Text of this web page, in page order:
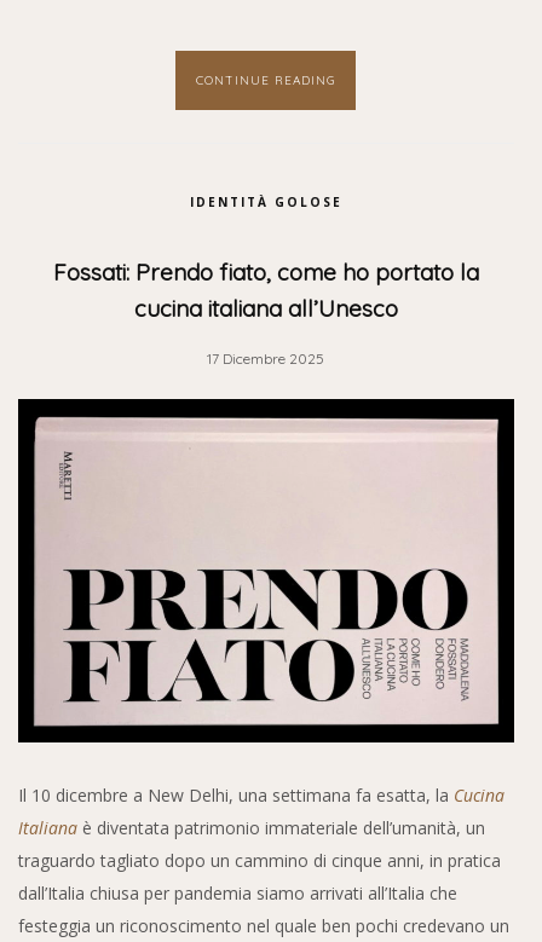
CONTINUE READING
IDENTITÀ GOLOSE
Fossati: Prendo fiato, come ho portato la
cucina italiana all’Unesco
17 Dicembre 2025
Il 10 dicembre a New Delhi, una settimana fa esatta, la Cucina
Italiana è diventata patrimonio immateriale dell’umanità, un
traguardo tagliato dopo un cammino di cinque anni, in pratica
dall’Italia chiusa per pandemia siamo arrivati all’Italia che
festeggia un riconoscimento nel quale ben pochi credevano un